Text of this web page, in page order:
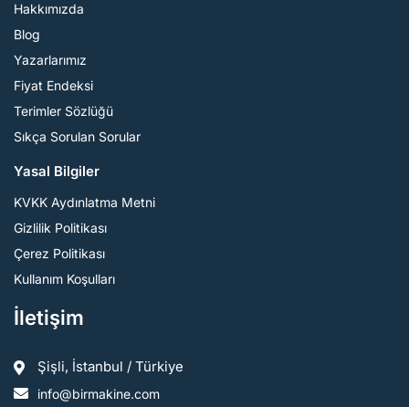
Hakkımızda
Blog
Yazarlarımız
Fiyat Endeksi
Terimler Sözlüğü
Sıkça Sorulan Sorular
Yasal Bilgiler
KVKK Aydınlatma Metni
Gizlilik Politikası
Çerez Politikası
Kullanım Koşulları
İletişim
Şişli, İstanbul / Türkiye
info@birmakine.com